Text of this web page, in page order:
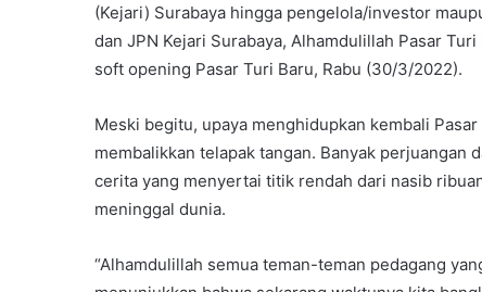
(Kejari) Surabaya hingga pengelola/investor
dan JPN Kejari Surabaya, Alhamdulillah Pasar
soft opening Pasar Turi Baru, Rabu (30/3/2022).
Meski begitu, upaya menghidupkan kembali
membalikkan telapak tangan. Banyak perjuangan
cerita yang menyertai titik rendah dari nasib
meninggal dunia.
“Alhamdulillah semua teman-teman pedagang